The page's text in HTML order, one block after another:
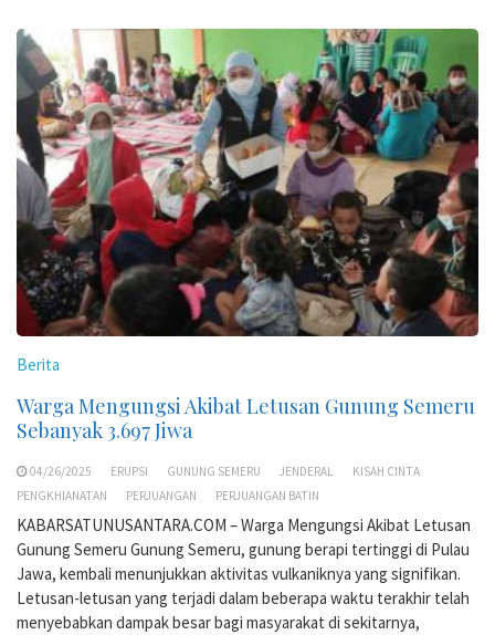
Berita
Warga Mengungsi Akibat Letusan Gunung Semeru
Sebanyak 3.697 Jiwa
04/26/2025 ERUPSI GUNUNG SEMERU JENDERAL
KISAH CINTA
PENGKHIANATAN
PERJUANGAN PERJUANGAN BATIN
KABARSATUNUSANTARA.COM – Warga Mengungsi Akibat Letusan
Gunung Semeru Gunung Semeru, gunung berapi tertinggi di Pulau
Jawa, kembali menunjukkan aktivitas vulkaniknya yang signifikan.
Letusan-letusan yang terjadi dalam beberapa waktu terakhir telah
menyebabkan dampak besar bagi masyarakat di sekitarnya,